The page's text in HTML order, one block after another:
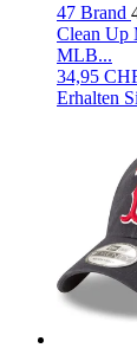
47 Brand
Clean Up
MLB...
34,95
Erhalten